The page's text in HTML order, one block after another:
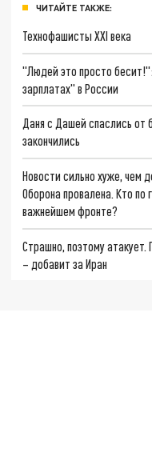
ЧИТАЙТЕ ТАКЖЕ:
Технофашисты XXI века
"Людей это просто
зарплатах" в России
Даня с Дашей спаслись от
закончились
Новости сильно хуже, чем
Оборона провалена. Кто по
важнейшем фронте?
Страшно, поэтому атакует.
– добавит за Иран